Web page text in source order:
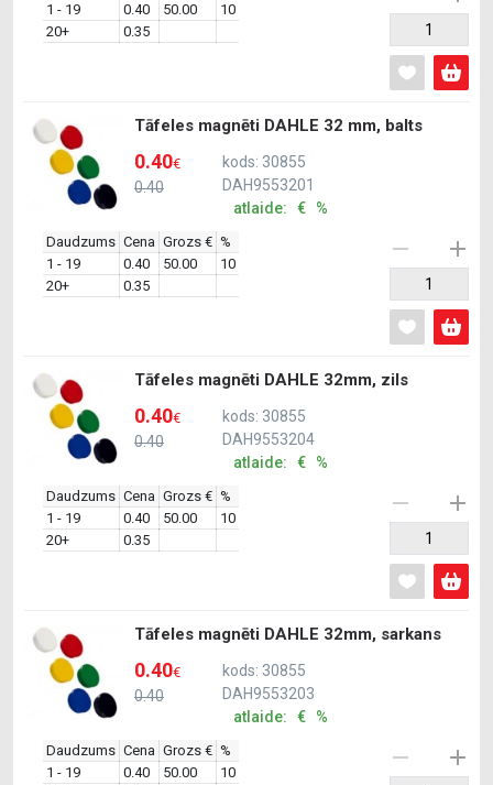
1 - 19
0.40 50.00
10
20+
0.35
Tāfeles magnēti DAHLE 32 mm, balts
0.40
0.40€
kods: 30855
DAH9553201
atlaide: € %
Daudzums Cena Grozs € %
1 - 19
0.40 50.00
10
20+
0.35
Tāfeles magnēti DAHLE 32mm, zils
0.40
0.40€
kods: 30855
DAH9553204
atlaide: € %
Daudzums Cena Grozs € %
1 - 19
0.40 50.00
10
20+
0.35
Tāfeles magnēti DAHLE 32mm, sarkans
0.40
0.40€
kods: 30855
DAH9553203
atlaide: € %
Daudzums Cena Grozs € %
1 - 19
0.40 50.00
10